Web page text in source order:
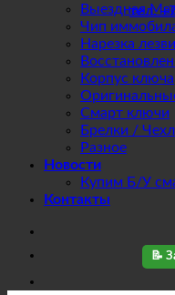
тел.
Выездная
Чип
Нарезка
Корпус ключа
Смарт ключи
Брелки /
Разное
Новости
Купим Б/У
Контакты
📝